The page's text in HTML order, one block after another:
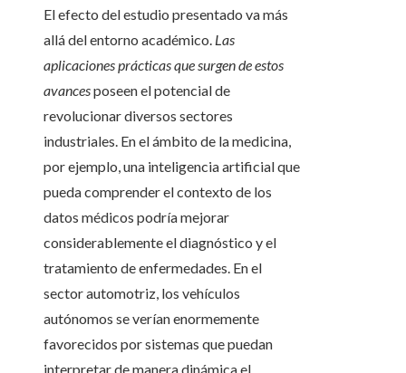
El efecto del estudio presentado va más
allá del entorno académico. Las
aplicaciones prácticas que surgen de estos
avancesposeen el potencial de
revolucionar diversos sectores
industriales. En el ámbito de la medicina,
por ejemplo, una inteligencia artificial que
pueda comprender el contexto de los
datos médicos podría mejorar
considerablemente el diagnóstico y el
tratamiento de enfermedades. En el
sector automotriz, los vehículos
autónomos se verían enormemente
favorecidos por sistemas que puedan
interpretar de manera dinámica el